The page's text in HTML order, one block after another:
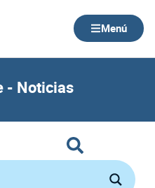
Menú
- Noticias